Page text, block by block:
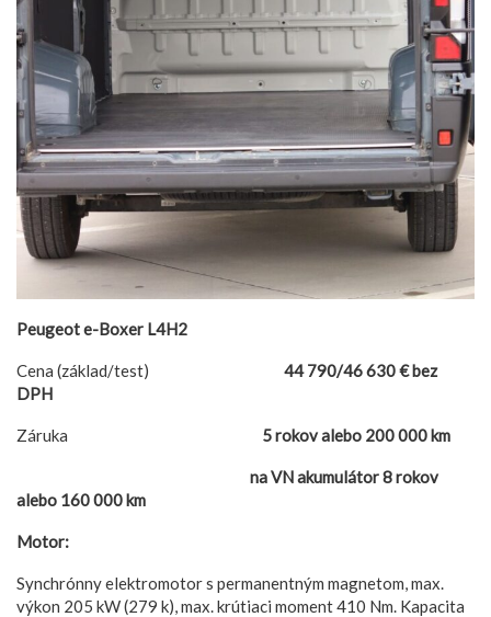
Peugeot e-Boxer L4H2
Cena (základ/test) 44 790/46 630 € bez
DPH
Záruka 5 rokov alebo 200 000 km
na VN akumulátor 8 rokov
alebo 160 000 km
Motor:
Synchrónny elektromotor s permanentným magnetom, max.
výkon 205 kW (279 k), max. krútiaci moment 410 Nm. Kapacita